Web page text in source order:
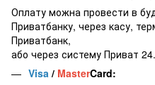
Оплату можна провести в
Приватбанку, через касу,
Приватбанк,
або через систему Приват 24.
Visa / MasterCard: